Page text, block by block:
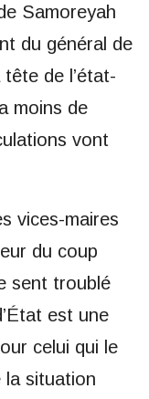
Samoreyah
du général de
de l’état-
moins de
vont
vices-maires
du coup
sent troublé
est une
celui qui le
la situation